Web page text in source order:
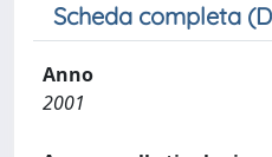
Scheda completa
Anno
2001